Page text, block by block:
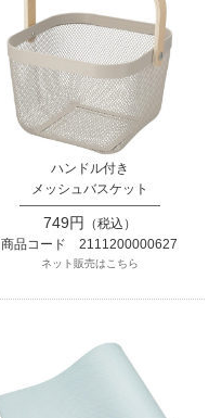
ハンドル付き
メッシュバスケット
749円
（税込）
商品コード 2111200000627
ネット販売はこちら